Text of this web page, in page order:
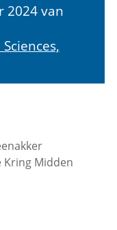
2024 van
Kring Midden